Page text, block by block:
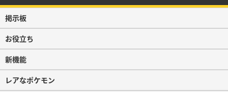
掲示板
お役立ち
新機能
レアなポケモン